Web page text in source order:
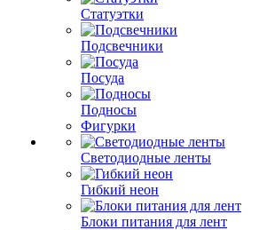
Статуэтки
Подсвечники
Посуда
Подносы
Фигурки
Светодиодные ленты
Гибкий неон
Блоки питания для лент